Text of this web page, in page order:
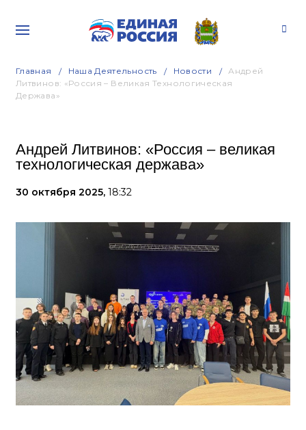
Главная Наша Деятельность Новости
Андрей
Литвинов: «Россия – Великая Технологическая
Держава»
Андрей Литвинов: «Россия – великая
технологическая держава»
30 октября 2025, 18:32